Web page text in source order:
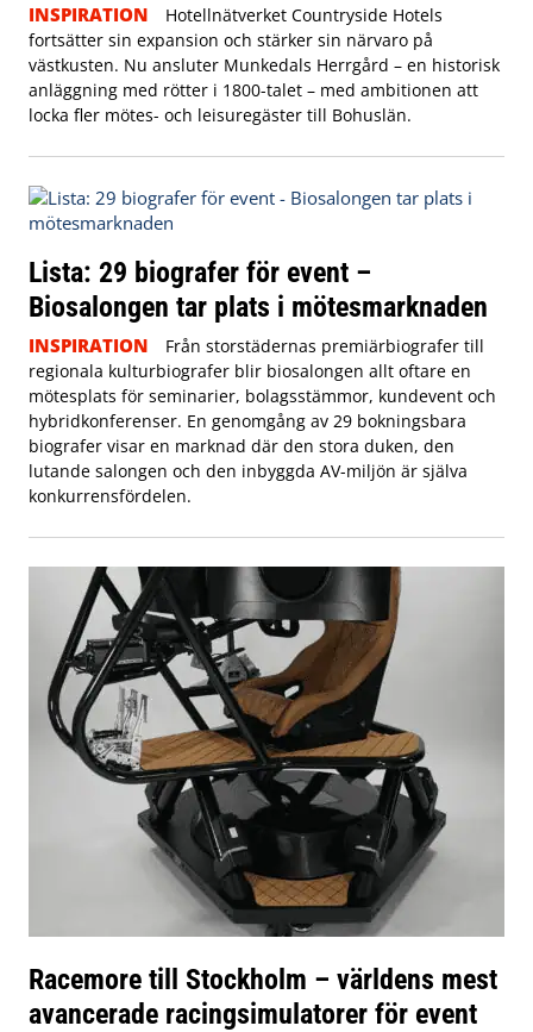
INSPIRATION
Hotellnätverket Countryside Hotels
fortsätter sin expansion och stärker sin närvaro på
västkusten. Nu ansluter Munkedals Herrgård – en historisk
anläggning med rötter i 1800-talet – med ambitionen att
locka fler mötes- och leisuregäster till Bohuslän.
Lista: 29 biografer för event –
Biosalongen tar plats i mötesmarknaden
INSPIRATION
Från storstädernas premiärbiografer till
regionala kulturbiografer blir biosalongen allt oftare en
mötesplats för seminarier, bolagsstämmor, kundevent och
hybridkonferenser. En genomgång av 29 bokningsbara
biografer visar en marknad där den stora duken, den
lutande salongen och den inbyggda AV-miljön är själva
konkurrensfördelen.
Racemore till Stockholm – världens mest
avancerade racingsimulatorer för event